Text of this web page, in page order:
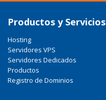
Productos y Servicios
Hosting
Servidores VPS
Servidores Dedicados
Productos
Registro de Dominios